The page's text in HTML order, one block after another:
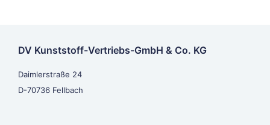
DV Kunststoff-Vertriebs-GmbH & Co. KG
Daimlerstraße 24
D-70736 Fellbach